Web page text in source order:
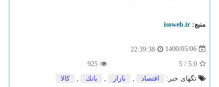
منبع: isoweb.ir
1400/05/06
22:39:38
5.0
/
5
925
تگهای خبر:
اقتصاد بازار بانك كالا